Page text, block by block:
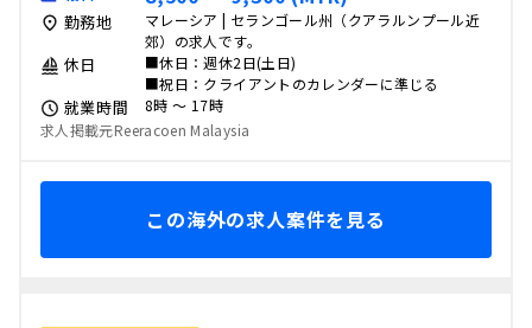
勤務地
マレーシア | セランゴール州（クアラルンプール近
郊）の求人です。
休日
■休日：週休2日(土日)
■祝日：クライアントのカレンダーに準じる
就業時間
8時 〜 17時
求人掲載元Reeracoen Malaysia
この海外の求人案件を見る